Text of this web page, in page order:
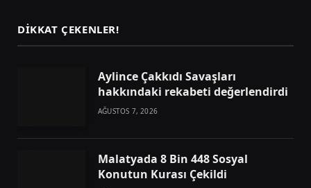
DIKKAT ÇEKENLER!
Aylince Çakkıdı Savaşları
hakkındaki rekabeti değerlendirdi
AĞUSTOS 7, 2026
Malatyada 8 Bin 448 Sosyal
Konutun Kurası Çekildi